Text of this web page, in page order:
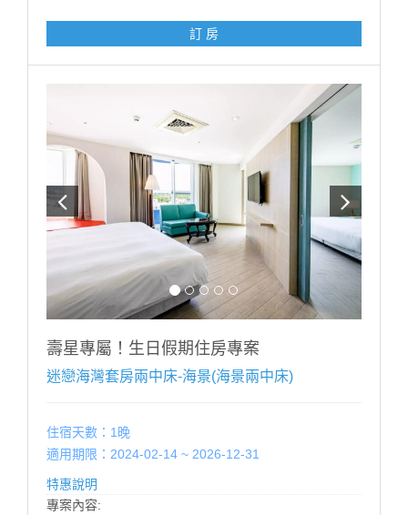
注意事項:
1.此專案限當月壽星方得使用，需於辦理入住時出示有
效證件，以國曆生日為認定標準，如無當月壽星入住則
依現場價補足佈置差額$1200元。
2.本案需至少提早5天前訂房，符合優惠之壽星每日限訂
1房，恕不得與其他優惠同時合併使用。
3.飯店保留取消與修改專案內容之權利。
------------------------------------------------
■每房每晚加人加價:【加人加價說明】 (加價含:早餐設
施無加床)
■未滿 4 歲；不佔床免費招待至多2位
■滿 4 歲 ∼ 未滿 12 歲；每位每晚加收 $500。
■12歲以上；每位每晚加收 $1000。
※ 增加床墊帳篷（2選1）含寢具（須依現場房況）每個
每晚加收$500。
※ 如超出房型住宿人數，請提前告知，並依現場規定加
收加人費用。
100CM以下 酌收清潔費$50 嬰幼兒：80cm以下免費
訂 房
壽星專屬！生日假期住房專案
迷戀海灣套房兩中床-海景(海景兩中床)
住宿天數：1晚
適用期限：2024-02-14 ~ 2026-12-31
特惠說明
專案內容: